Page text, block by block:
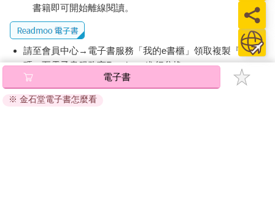
書籍即可開始離線閱讀。
請至會員中心→電子書服務「我的e書櫃」領取複製『兌換
碼』至電子書服務商Readmoo進行兌換。
退換貨須知：
因版權保護，您在金石堂所購買的電子書僅能以金石堂專屬
電子書
※ 金石堂電子書怎麼看